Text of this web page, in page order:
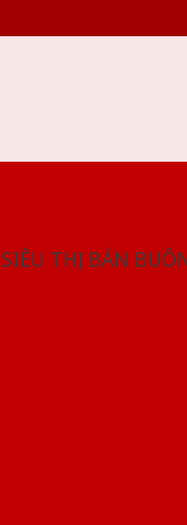
SIÊU THỊ BÁN